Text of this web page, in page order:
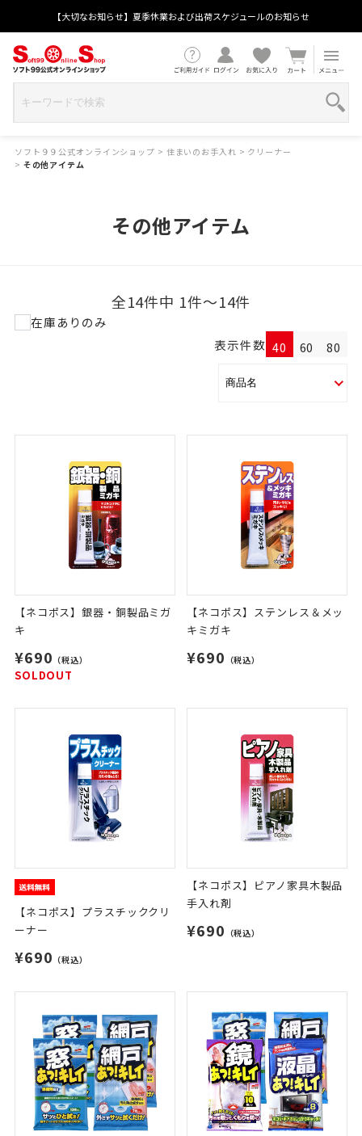
【大切なお知らせ】夏季休業および出荷スケジュールのお知らせ
ソフト９９公式オンラインショップ > 住まいのお手入れ > クリーナー
> その他アイテム
その他アイテム
全14件中 1件～14件
在庫ありのみ
表示件数 40 60 80
【ネコポス】銀器・銅製品ミガ
キ
¥690 （税込）
SOLDOUT
【ネコポス】ステンレス＆メッ
キミガキ
¥690 （税込）
【ネコポス】プラスチッククリ
ーナー
¥690 （税込）
【ネコポス】ピアノ家具木製品
手入れ剤
¥690 （税込）